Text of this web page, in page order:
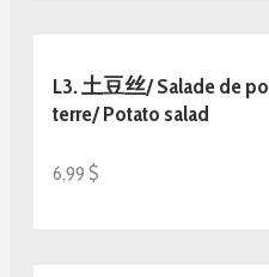
L3. 土豆丝/ Salade de
terre/ Potato salad
6,99 $